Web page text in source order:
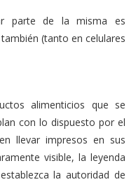
de la misma es
(tanto en celulares
alimenticios que se
con lo dispuesto por el
llevar impresos en sus
visible, la leyenda
la autoridad de